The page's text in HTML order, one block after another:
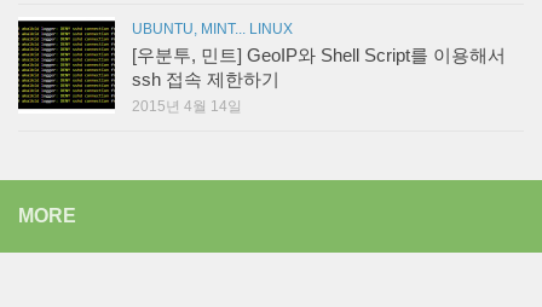
UBUNTU, MINT... LINUX
[우분투, 민트] GeoIP와 Shell Script를 이용해서
ssh 접속 제한하기
2015년 4월 14일
MORE